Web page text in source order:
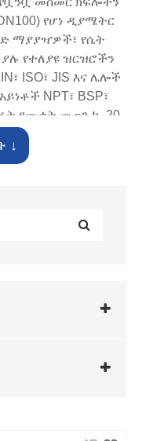
የሆነ ዲያሜትር
ማያያዣዎች፣ የሴት
የተለያዩ ዝርዝሮችን
ISO፣ JIS እና ሌሎች
NPT፣ BSP፣
የሙቀት መጠን ከ -20
የሆነ የግፊት መጠን ያለው
የታሸገ እና
ሼንቺ ጥብቅ
ለስላሳ አሲድ ወይም
እና የውጪ ክሮች
ይከላከላሉ. ከቤት
ፈሳሽ መጓጓዣ
↓